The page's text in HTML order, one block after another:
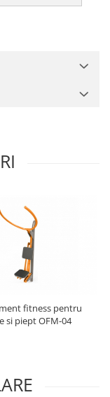
fitness pentru
si piept OFM-04